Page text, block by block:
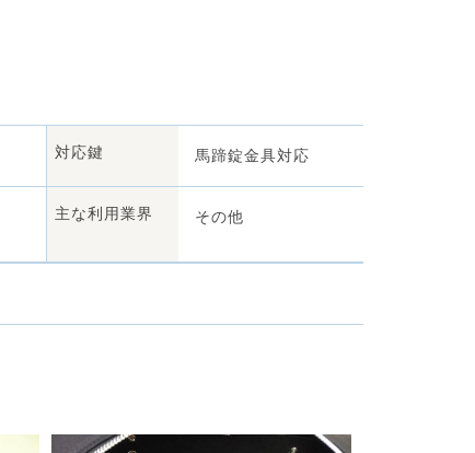
対応鍵 馬蹄錠金具対応
主な利用業界 その他